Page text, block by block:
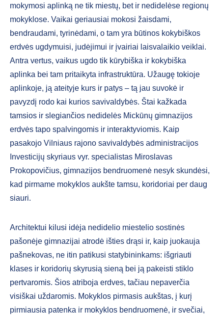
mokymosi aplinką ne tik miestų, bet ir nedidelėse regionų
mokyklose. Vaikai geriausiai mokosi žaisdami,
bendraudami, tyrinėdami, o tam yra būtinos kokybiškos
erdvės ugdymuisi, judėjimui ir įvairiai laisvalaikio veiklai.
Antra vertus, vaikus ugdo tik kūrybiška ir kokybiška
aplinka bei tam pritaikyta infrastruktūra. Užaugę tokioje
aplinkoje, ją ateityje kurs ir patys – tą jau suvokė ir
pavyzdį rodo kai kurios savivaldybės. Štai kažkada
tamsios ir slegiančios nedidelės Mickūnų gimnazijos
erdvės tapo spalvingomis ir interaktyviomis. Kaip
pasakojo Vilniaus rajono savivaldybės administracijos
Investicijų skyriaus vyr. specialistas Miroslavas
Prokopovičius, gimnazijos bendruomenė nesyk skundėsi,
kad pirmame mokyklos aukšte tamsu, koridoriai per daug
siauri.
Architektui kilusi idėja nedidelio miestelio sostinės
pašonėje gimnazijai atrodė išties drąsi ir, kaip juokauja
pašnekovas, ne itin patikusi statybininkams: išgriauti
klases ir koridorių skyrusią sieną bei ją pakeisti stiklo
pertvaromis. Šios atriboja erdves, tačiau nepaverčia
visiškai uždaromis. Mokyklos pirmasis aukštas, į kurį
pirmiausia patenka ir mokyklos bendruomenė, ir svečiai,